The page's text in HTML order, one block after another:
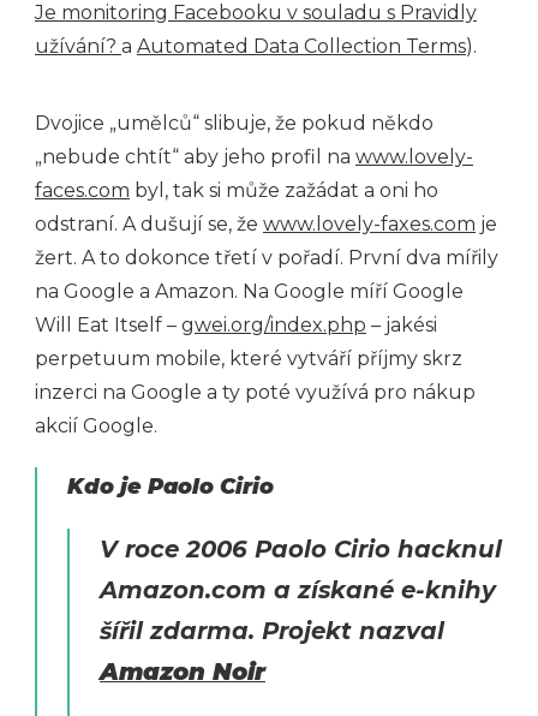
Je monitoring Facebooku v souladu s Pravidly
užívání? a Automated Data Collection Terms).
Dvojice „umělců“ slibuje, že pokud někdo
„nebude chtít“ aby jeho profil na www.lovely-
faces.com byl, tak si může zažádat a oni ho
odstraní. A dušují se, že www.lovely-faxes.com je
žert. A to dokonce třetí v pořadí. První dva mířily
na Google a Amazon. Na Google míří Google
Will Eat Itself – gwei.org/index.php – jakési
perpetuum mobile, které vytváří příjmy skrz
inzerci na Google a ty poté využívá pro nákup
akcií Google.
Kdo je Paolo Cirio
V roce 2006 Paolo Cirio hacknul
Amazon.com a získané e-knihy
šířil zdarma. Projekt nazval
Amazon Noir